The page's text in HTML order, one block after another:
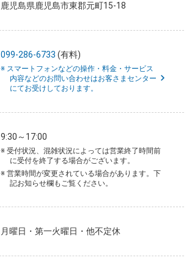
鹿児島県鹿児島市東郡元町15-18
099-286-6733 (有料)
※ スマートフォンなどの操作・料金・サービス
内容などのお問い合わせはお客さまセンター
にてお受けしております。
9:30～17:00
※ 受付状況、混雑状況によっては営業終了時間前
に受付を終了する場合がございます。
※ 営業時間が変更されている場合があります。下
記お知らせ欄もご覧ください。
月曜日・第一火曜日・他不定休